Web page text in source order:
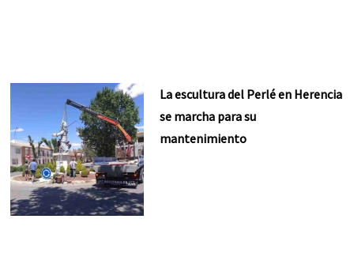
La escultura del Perlé en Herencia
se marcha para su
mantenimiento